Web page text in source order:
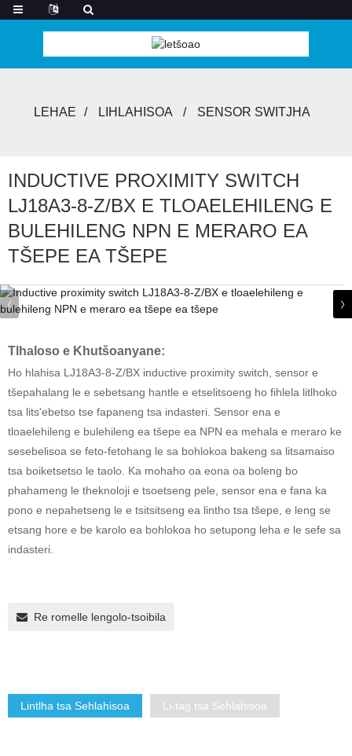
LEHAE LIHLAHISOA SENSOR SWITJHA
INDUCTIVE PROXIMITY SWITCH
LJ18A3-8-Z/BX E TLOAELEHILENG E
BULEHILENG NPN E MERARO EA
TŠEPE EA TŠEPE
Tlhaloso e Khutšoanyane:
Ho hlahisa LJ18A3-8-Z/BX inductive proximity switch, sensor e
tšepahalang le e sebetsang hantle e etselitsoeng ho fihlela litlhoko
tsa lits'ebetso tse fapaneng tsa indasteri. Sensor ena e
tloaelehileng e bulehileng ea tšepe ea NPN ea mehala e meraro ke
sesebelisoa se feto-fetohang le sa bohlokoa bakeng sa litsamaiso
tsa boiketsetso le taolo. Ka mohaho oa eona oa boleng bo
phahameng le theknoloji e tsoetseng pele, sensor ena e fana ka
pono e nepahetseng le e tsitsitseng ea lintho tsa tšepe, e leng se
etsang hore e be karolo ea bohlokoa ho setupong leha e le sefe sa
indasteri.
Re romelle lengolo-tsoibila
Lintlha tsa Sehlahisoa Li-tag tsa Sehlahisoa